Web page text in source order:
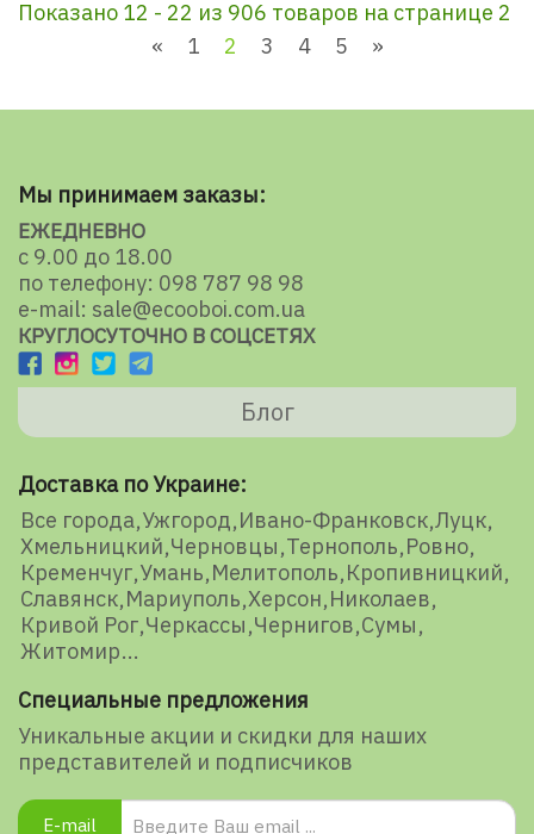
Показано 12 - 22 из 906 товаров на странице 2
«
1 2 3 4 5 »
Мы принимаем заказы:
ЕЖЕДНЕВНО
с 9.00 до 18.00
по телефону: 098 787 98 98
e-mail: sale@ecooboi.com.ua
КРУГЛОСУТОЧНО В СОЦСЕТЯХ
Блог
Доставка по Украине:
Все города Ужгород Ивано-Франковск Луцк
Хмельницкий Черновцы Тернополь Ровно
Кременчуг Умань Мелитополь Кропивницкий
Славянск Мариуполь Херсон Николаев
Кривой Рог Черкассы Чернигов Сумы
Житомир
Специальные предложения
Уникальные акции и скидки для наших
представителей и подписчиков
E-mail